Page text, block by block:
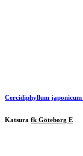
Cercidiphyllum japonicum
Katsura fk Göteborg E